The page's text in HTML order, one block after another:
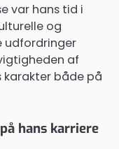
var hans tid i
og
udfordringer
af
karakter både på
hans karriere